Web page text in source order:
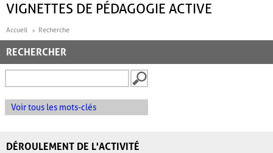
VIGNETTES DE PÉDAGOGIE ACTIVE
Accueil Recherche
RECHERCHER
Voir tous les mots-clés
DÉROULEMENT DE L'ACTIVITÉ